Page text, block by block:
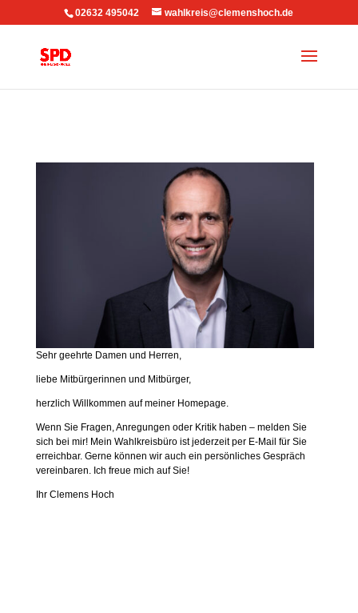
02632 495042 wahlkreis@clemenshoch.de
Sehr geehrte Damen und Herren,
liebe Mitbürgerinnen und Mitbürger,
herzlich Willkommen auf meiner Homepage.
Wenn Sie Fragen, Anregungen oder Kritik haben – melden Sie
sich bei mir! Mein Wahlkreisbüro ist jederzeit per E-Mail für Sie
erreichbar. Gerne können wir auch ein persönliches Gespräch
vereinbaren. Ich freue mich auf Sie!
Ihr Clemens Hoch